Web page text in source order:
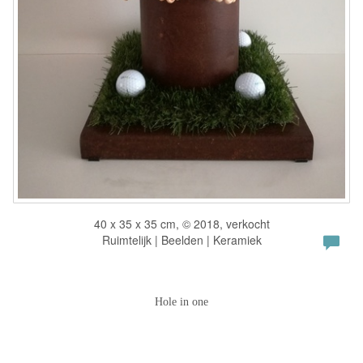
40 x 35 x 35 cm, © 2018, verkocht
Ruimtelijk | Beelden | Keramiek
Hole in one